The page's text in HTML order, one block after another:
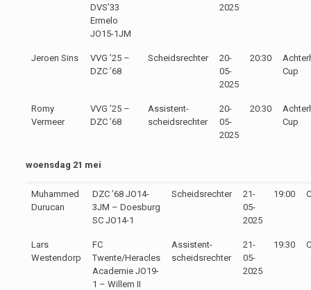
DVS’33
Ermelo
JO15-1JM
2025
Jeroen Sins
VVG ’25 –
DZC ’68
Scheidsrechter
20-
05-
2025
20:30
Cup
Romy
Vermeer
VVG ’25 –
DZC ’68
Assistent-
scheidsrechter
20-
05-
2025
20:30
Cup
woensdag 21 mei
Muhammed
Durucan
DZC ’68 JO14-
3JM – Doesburg
SC JO14-1
Scheidsrechter
21-
05-
2025
19:00
Lars
Westendorp
FC
Twente/Heracles
Academie JO19-
1 – Willem II
Assistent-
scheidsrechter
21-
05-
2025
19:30